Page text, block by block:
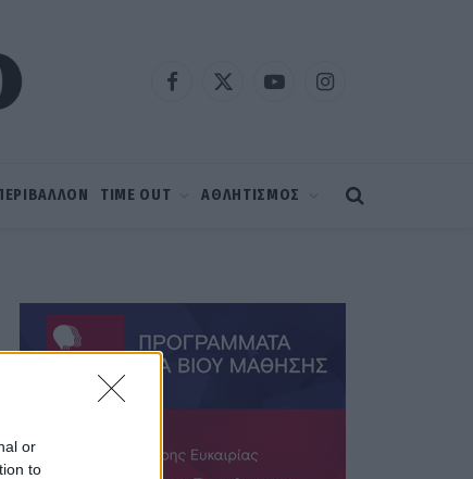
or
to
Facebook
X
YouTubeInstagram
TIME OUT ΑΘΛΗΤΙΣΜΟΣ